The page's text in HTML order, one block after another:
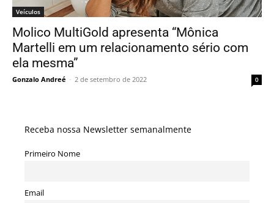
Veículos
Molico MultiGold apresenta “Mônica
Martelli em um relacionamento sério com
ela mesma”
Gonzalo Andreé - 2 de setembro de 2022 0
Receba nossa Newsletter semanalmente
Primeiro Nome
Email